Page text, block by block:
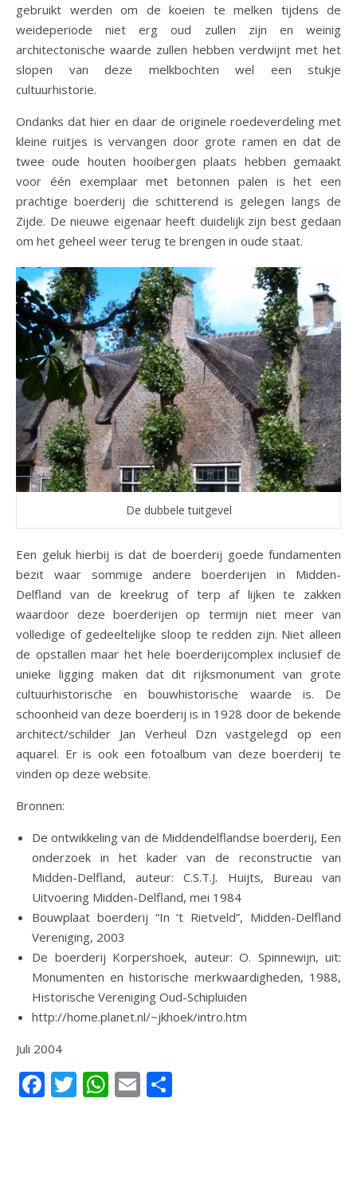
gebruikt werden om de koeien te melken tijdens de
weideperiode niet erg oud zullen zijn en weinig
architectonische waarde zullen hebben verdwijnt met het
slopen van deze melkbochten wel een stukje
cultuurhistorie.
Ondanks dat hier en daar de originele roedeverdeling met
kleine ruitjes is vervangen door grote ramen en dat de
twee oude houten hooibergen plaats hebben gemaakt
voor één exemplaar met betonnen palen is het een
prachtige boerderij die schitterend is gelegen langs de
Zijde. De nieuwe eigenaar heeft duidelijk zijn best gedaan
om het geheel weer terug te brengen in oude staat.
De dubbele tuitgevel
Een geluk hierbij is dat de boerderij goede fundamenten
bezit waar sommige andere boerderijen in Midden-
Delfland van de kreekrug of terp af lijken te zakken
waardoor deze boerderijen op termijn niet meer van
volledige of gedeeltelijke sloop te redden zijn. Niet alleen
de opstallen maar het hele boerderijcomplex inclusief de
unieke ligging maken dat dit rijksmonument van grote
cultuurhistorische en bouwhistorische waarde is. De
schoonheid van deze boerderij is in 1928 door de bekende
architect/schilder Jan Verheul Dzn vastgelegd op een
aquarel. Er is ook een fotoalbum van deze boerderij te
vinden op deze website.
Bronnen:
De ontwikkeling van de Middendelflandse boerderij, Een
onderzoek in het kader van de reconstructie van
Midden-Delfland, auteur: C.S.T.J. Huijts, Bureau van
Uitvoering Midden-Delfland, mei 1984
Bouwplaat boerderij “In ’t Rietveld”, Midden-Delfland
Vereniging, 2003
De boerderij Korpershoek, auteur: O. Spinnewijn, uit:
Monumenten en historische merkwaardigheden, 1988,
Historische Vereniging Oud-Schipluiden
http://home.planet.nl/~jkhoek/intro.htm
Juli 2004
Facebook
Twitter
WhatsApp
Email